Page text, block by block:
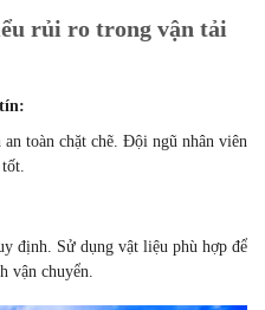
rủi ro trong vận tải
toàn chặt chẽ. Đội ngũ nhân viên
định. Sử dụng vật liệu phù hợp để
vận chuyển.